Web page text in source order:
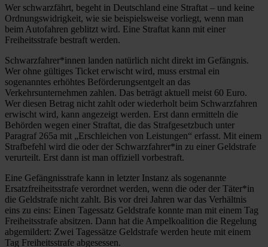
Wer schwarzfährt, begeht in Deutschland eine Straftat – und keine
Ordnungswidrigkeit, wie sie beispielsweise vorliegt, wenn man
beim Autofahren geblitzt wird. Eine Straftat kann mit einer
Freiheitsstrafe bestraft werden.
Schwarzfahrer*innen landen natürlich nicht direkt im Gefängnis.
Wer ohne gültiges Ticket erwischt wird, muss erstmal ein
sogenanntes erhöhtes Beförderungsentgelt an das
Verkehrsunternehmen zahlen. Das beträgt aktuell meist 60 Euro.
Wer diesen Betrag nicht zahlt oder wiederholt beim Schwarzfahren
erwischt wird, kann angezeigt werden. Erst dann ermitteln die
Behörden wegen einer Straftat, die das Strafgesetzbuch unter
Paragraf 265a mit „Erschleichen von Leistungen“ erfasst. Mit einem
Strafbefehl wird die oder der Schwarzfahrer*in zu einer Geldstrafe
verurteilt. Erst dann ist man offiziell vorbestraft.
Eine Gefängnisstrafe kann in letzter Instanz als sogenannte
Ersatzfreiheitsstrafe verordnet werden, wenn die oder der Täter*in
die Geldstrafe nicht zahlt. Bis vor drei Jahren war das Verhältnis
eins zu eins: Einen Tagessatz Geldstrafe konnte man mit einem Tag
Freiheitsstrafe absitzen. Dann hat die Ampelkoalition die Regelung
abgemildert: Zwei Tagessätze Geldstrafe werden heute mit einem
Tag Freiheitsstrafe abgesessen.